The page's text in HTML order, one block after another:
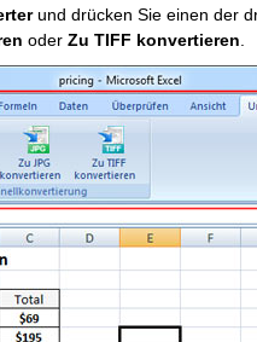
und drücken Sie einen der
oder Zu TIFF konvertieren